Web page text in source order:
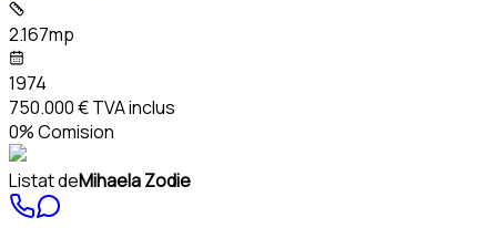
2.167mp
1974
750.000 €TVA inclus
0% Comision
Listat deMihaela Zodie